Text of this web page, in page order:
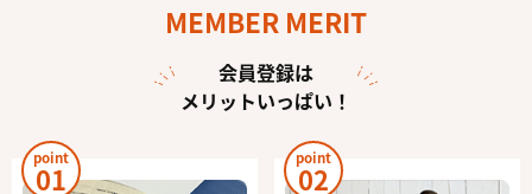
MEMBER MERIT
会員登録は
メリットいっぱい！
point
01
point
02